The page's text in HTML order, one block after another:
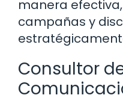
manera
campañas y
Consultor